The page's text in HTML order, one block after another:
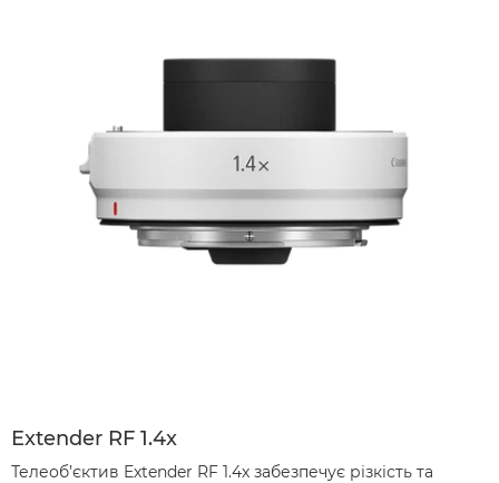
Extender RF 1.4x
Телеоб’єктив Extender RF 1.4x забезпечує різкість та